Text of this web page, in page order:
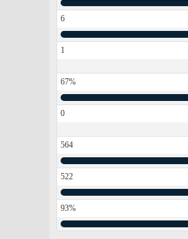
6
1
67%
0
564
522
93%